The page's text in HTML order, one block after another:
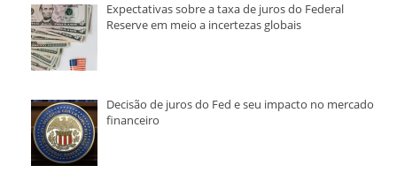
Expectativas sobre a taxa de juros do Federal
Reserve em meio a incertezas globais
Decisão de juros do Fed e seu impacto no mercado
financeiro